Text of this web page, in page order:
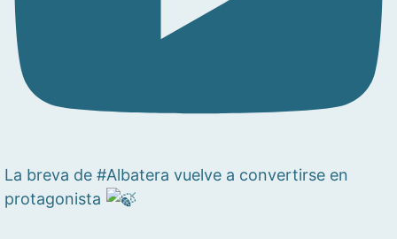
La breva de #Albatera vuelve a convertirse en
protagonista